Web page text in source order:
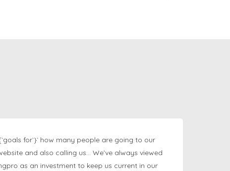
for`}` how many people are going to our
and also calling us… We’ve always viewed
as an investment to keep us current in our